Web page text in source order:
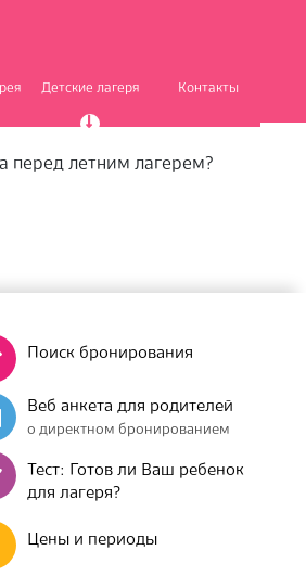
Детские лагеря Контакты
перед летним лагерем?
Поиск бронирования
Веб анкета для родителей
о директном бронированием
Тест: Готов ли Ваш ребенок
для лагеря?
Цены и периоды